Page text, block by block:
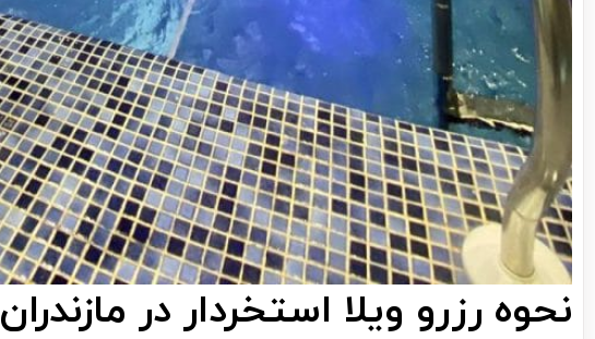
نحوه رزرو ویلا استخردار در مازندران